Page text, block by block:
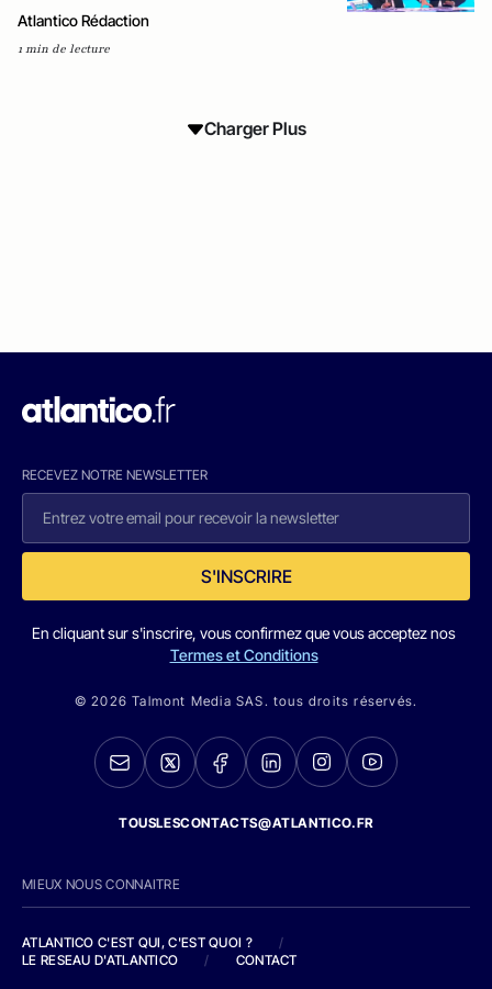
Atlantico Rédaction
1 min de lecture
Charger Plus
RECEVEZ NOTRE NEWSLETTER
S'INSCRIRE
En cliquant sur s'inscrire, vous confirmez que vous acceptez nos
Termes et Conditions
© 2026 Talmont Media SAS. tous droits réservés.
TOUSLESCONTACTS@ATLANTICO.FR
MIEUX NOUS CONNAITRE
ATLANTICO C'EST QUI, C'EST QUOI ?
/
LE RESEAU D'ATLANTICO
/ CONTACT